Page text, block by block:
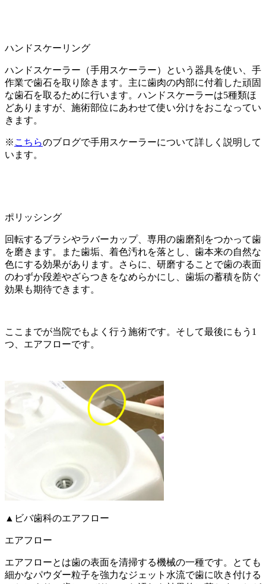
ハンドスケーリング
ハンドスケーラー（手用スケーラー）という器具を使い、手
作業で歯石を取り除きます。主に歯肉の内部に付着した頑固
な歯石を取るために行います。ハンドスケーラーは5種類ほ
どありますが、施術部位にあわせて使い分けをおこなってい
きます。
※ こちらのブログで手用スケーラーについて詳しく説明して
います。
ポリッシング
回転するブラシやラバーカップ、専用の歯磨剤をつかって歯
を磨きます。また歯垢、着色汚れを落とし、歯本来の自然な
色にする効果があります。さらに、研磨することで歯の表面
のわずか段差やざらつきをなめらかにし、歯垢の蓄積を防ぐ
効果も期待できます。
ここまでが当院でもよく行う施術です。そして最後にもう1
つ、エアフローです。
▲ビバ歯科のエアフロー
エアフロー
エアフローとは歯の表面を清掃する機械の一種です。とても
細かなパウダー粒子を強力なジェット水流で歯に吹き付ける